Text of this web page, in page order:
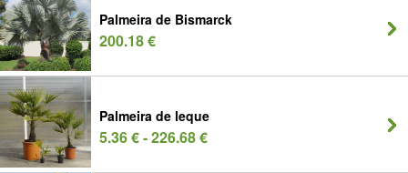
Palmeira de Bismarck
200.18 €
Palmeira de leque
5.36 € - 226.68 €